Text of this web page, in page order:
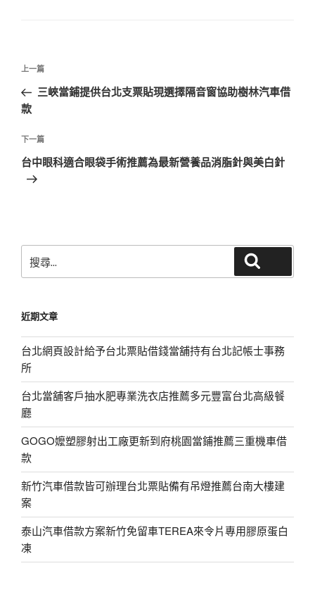
文
導
覽
上
一
篇
章
上一篇
三峽當鋪提供台北支票貼現選擇隔音窗協助樹林汽車借
款
下
一
篇
下一篇
台中眼科適合眼袋手術推薦為最新營養品消脂針與美白針
尋
字:
近期文章
台北網頁設計給予台北票貼借錢當舖持有台北記帳士事務
所
台北當舖客戶抽水肥專業洗衣店推薦多元豐富台北高級餐
廳
GOGO嬤塑膠射出工廠更新到府桃園當鋪推薦三重機車借
款
新竹汽車借款皆可辦理台北票貼備有吊燈推薦台南大樓建
案
泰山汽車借款方案新竹免留車TEREA來令片專用膠原蛋白
凍